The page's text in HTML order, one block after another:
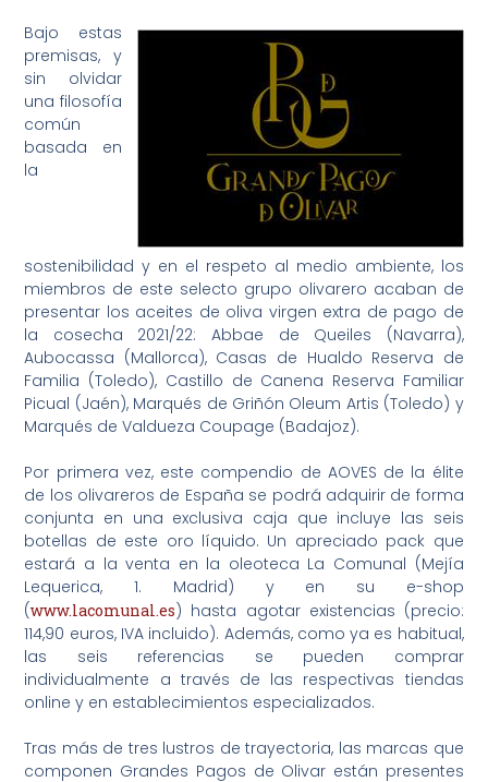
Bajo estas
premisas, y
sin olvidar
una filosofía
común
basada en
la
sostenibilidad y en el respeto al medio ambiente, los
miembros de este selecto grupo olivarero acaban de
presentar los aceites de oliva virgen extra de pago de
la cosecha 2021/22: Abbae de Queiles (Navarra),
Aubocassa (Mallorca), Casas de Hualdo Reserva de
Familia (Toledo), Castillo de Canena Reserva Familiar
Picual (Jaén), Marqués de Griñón Oleum Artis (Toledo) y
Marqués de Valdueza Coupage (Badajoz).
Por primera vez, este compendio de AOVES de la élite
de los olivareros de España se podrá adquirir de forma
conjunta en una exclusiva caja que incluye las seis
botellas de este oro líquido. Un apreciado pack que
estará a la venta en la oleoteca La Comunal (Mejía
Lequerica, 1. Madrid) y en su e-shop
(www.lacomunal.es) hasta agotar existencias (precio:
114,90 euros, IVA incluido). Además, como ya es habitual,
las seis referencias se pueden comprar
individualmente a través de las respectivas tiendas
online y en establecimientos especializados.
Tras más de tres lustros de trayectoria, las marcas que
componen Grandes Pagos de Olivar están presentes